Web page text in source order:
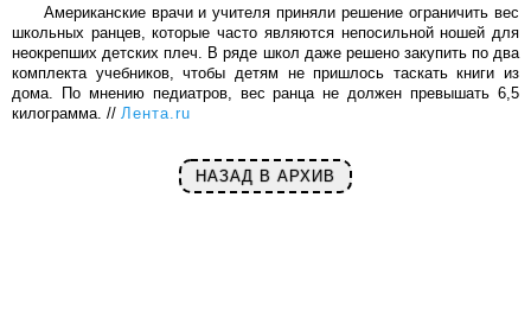
Американские врачи и учителя приняли решение ограничить вес
школьных ранцев, которые часто являются непосильной ношей для
неокрепших детских плеч. В ряде школ даже решено закупить по два
комплекта учебников, чтобы детям не пришлось таскать книги из
дома. По мнению педиатров, вес ранца не должен превышать 6,5
килограмма. // Лента.ru
НАЗАД В АРХИВ